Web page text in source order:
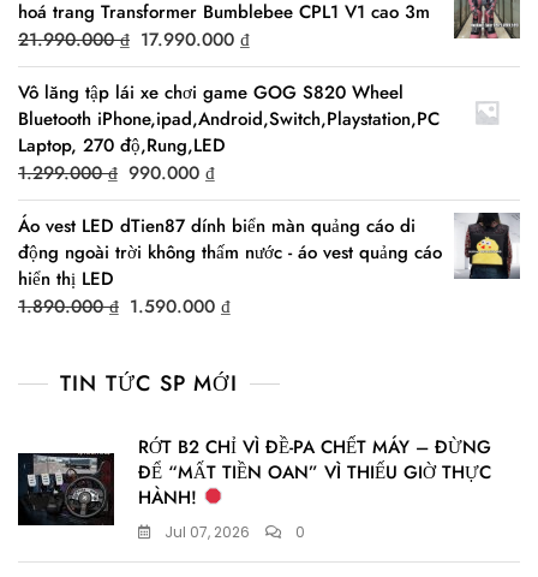
2.490.000 ₫. 1.990.000 ₫.
hoá trang Transformer Bumblebee CPL1 V1 cao 3m
21.990.000₫ Original
price
was:
21.990.000 ₫.
17.990.000 ₫
price
is:
17.990.000 ₫.
Vô lăng tập lái xe chơi game GOG S820 Wheel
Bluetooth iPhone,ipad,Android,Switch,Playstation,PC
Laptop, 270 độ,Rung,LED
1.299.000₫ Original
price
was:
1.299.000 ₫.
990.000 ₫
price
is:
990.000 ₫.
Áo vest LED dTien87 dính biển màn quảng cáo di
động ngoài trời không thấm nước - áo vest quảng cáo
hiển thị LED
1.890.000₫ Original
1.890.000 ₫.
1.590.000 ₫
1.590.000 ₫.
TIN TỨC SP MỚI
RỚT B2 CHỈ VÌ ĐỀ-PA CHẾT MÁY – ĐỪNG
ĐỂ “MẤT TIỀN OAN” VÌ THIẾU GIỜ THỰC
HÀNH!
Jul 07, 2026 0